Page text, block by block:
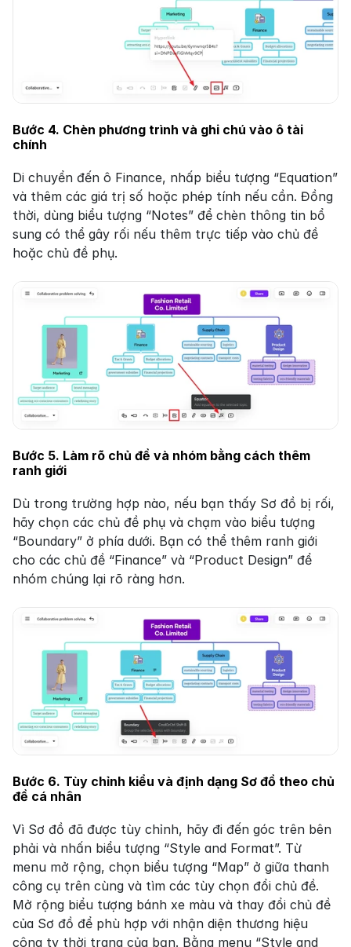
Bước 4. Chèn phương trình và ghi chú vào ô tài
chính
Di chuyển đến ô Finance, nhấp biểu tượng “Equation”
và thêm các giá trị số hoặc phép tính nếu cần. Đồng
thời, dùng biểu tượng “Notes” để chèn thông tin bổ
sung có thể gây rối nếu thêm trực tiếp vào chủ đề
hoặc chủ đề phụ.
Bước 5. Làm rõ chủ đề và nhóm bằng cách thêm
ranh giới
Dù trong trường hợp nào, nếu bạn thấy Sơ đồ bị rối,
hãy chọn các chủ đề phụ và chạm vào biểu tượng
“Boundary” ở phía dưới. Bạn có thể thêm ranh giới
cho các chủ đề “Finance” và “Product Design” để
nhóm chúng lại rõ ràng hơn.
Bước 6. Tùy chỉnh kiểu và định dạng Sơ đồ theo chủ
đề cá nhân
Vì Sơ đồ đã được tùy chỉnh, hãy đi đến góc trên bên
phải và nhấn biểu tượng “Style and Format”. Từ
menu mở rộng, chọn biểu tượng “Map” ở giữa thanh
công cụ trên cùng và tìm các tùy chọn đổi chủ đề.
Mở rộng biểu tượng bánh xe màu và thay đổi chủ đề
của Sơ đồ để phù hợp với nhận diện thương hiệu
công ty thời trang của bạn. Bằng menu “Style and